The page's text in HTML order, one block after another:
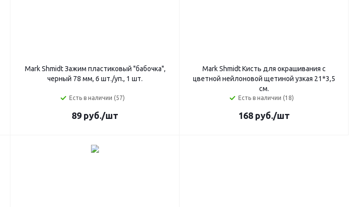
Mark Shmidt Зажим пластиковый "бабочка",
черный 78 мм, 6 шт./уп., 1 шт.
Есть в наличии (57)
89 руб./шт
Mark Shmidt Кисть для окрашивания с
цветной нейлоновой щетиной узкая 21*3,5
см.
Есть в наличии (18)
168 руб./шт